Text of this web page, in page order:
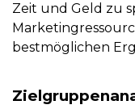
Zeit und Geld zu
bestmöglichen